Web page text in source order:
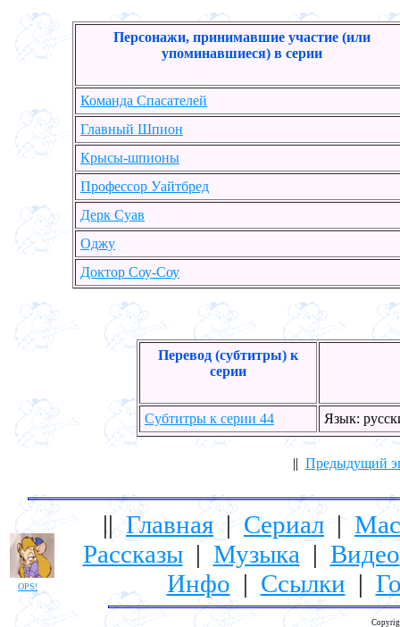
Персонажи, принимавшие участие (или
упоминавшиеся) в серии
Команда Спасателей
Главный Шпион
Крысы-шпионы
Профессор Уайтбред
Дерк Суав
Оджу
Доктор Соу-Соу
Перевод (субтитры) к
серии
Субтитры к серии 44 Язык:
|| Предыдущий
OPS!
||Главная|Сериал |
Рассказы| Музыка | Видео
Инфо | Ссылки |